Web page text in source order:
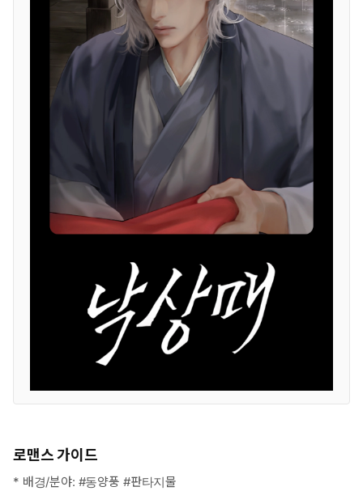
로맨스 가이드
* 배경/분야: #동양풍 #판타지물